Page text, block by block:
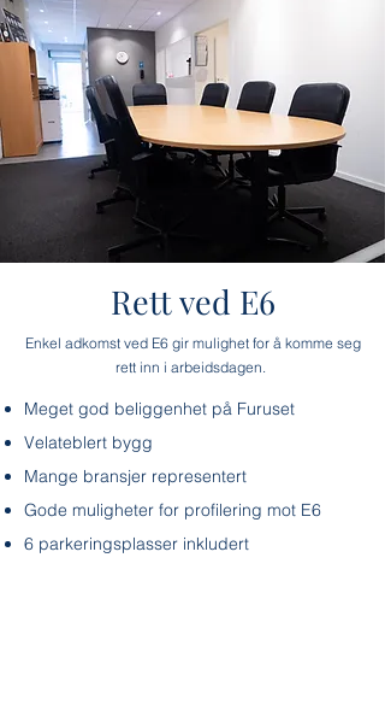
Rett ved E6
Enkel adkomst ved E6 gir mulighet for å komme seg
rett inn i arbeidsdagen.
Meget god beliggenhet på Furuset
Velateblert bygg
Mange bransjer representert
Gode muligheter for profilering mot E6
6 parkeringsplasser inkludert